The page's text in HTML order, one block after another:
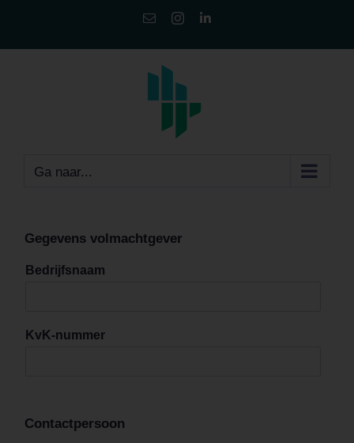
E-
InstagramLinkedIn
Ga naar...
Gegevens volmachtgever
Bedrijfsnaam
KvK-nummer
Contactpersoon